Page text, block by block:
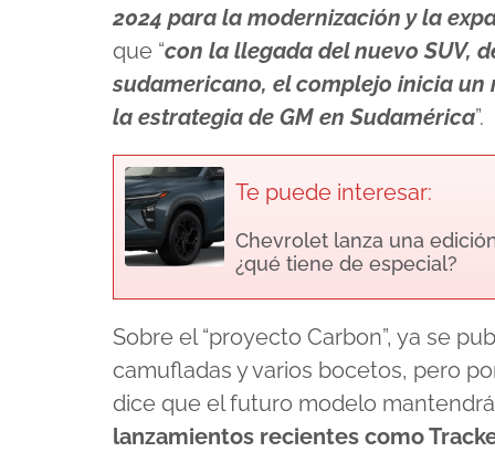
2024 para la modernización y la
que “con la llegada del nuevo SUV,
sudamericano, el complejo inicia
la estrategia de GM en Sudamérica”.
Te puede interesar:
Chevrolet lanza una
¿qué tiene de especial?
Sobre el “proyecto Carbon”, ya se
camufladas y varios bocetos, pero
dice que el futuro modelo mantendrá
lanzamientos recientes como